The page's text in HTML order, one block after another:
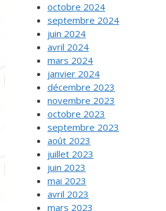
octobre 2024
septembre 2024
juin 2024
avril 2024
mars 2024
janvier 2024
décembre 2023
novembre 2023
octobre 2023
septembre 2023
août 2023
juillet 2023
juin 2023
mai 2023
avril 2023
mars 2023